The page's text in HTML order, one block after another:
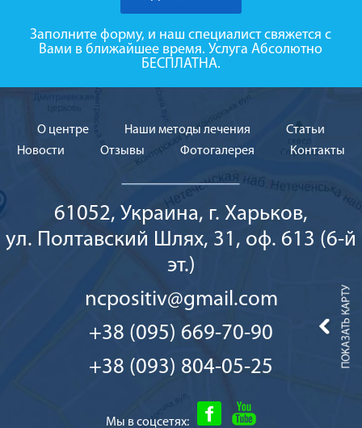
Заполните форму, и наш специалист свяжется с
Вами в ближайшее время. Услуга Абсолютно
БЕСПЛАТНА.
О центре Наши методы лечения
Cтатьи
Новости
Отзывы Фотогалерея Контакты
61052, Украина, г. Харьков,
ул. Полтавский Шлях, 31, оф. 613 (6-й
эт.)
ncpositiv@gmail.com
+38 (095) 669-70-90
+38 (093) 804-05-25
Мы в соцсетях: